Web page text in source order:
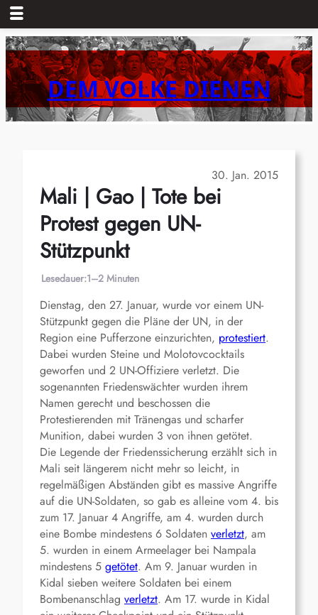
Zum
Inhalt
springenDEM VOLKE DIENEN
30. Jan. 2015
Mali | Gao | Tote bei
Protest gegen UN-
Stützpunkt
Lesedauer:1–2 Minuten
Dienstag, den 27. Januar, wurde vor einem UN-
Stützpunkt gegen die Pläne der UN, in der
Region eine Pufferzone einzurichten, protestiert.
Dabei wurden Steine und Molotovcocktails
geworfen und 2 UN-Offiziere verletzt. Die
sogenannten Friedenswächter wurden ihrem
Namen gerecht und beschossen die
Protestierenden mit Tränengas und scharfer
Munition, dabei wurden 3 von ihnen getötet.
Die Legende der Friedenssicherung erzählt sich in
Mali seit längerem nicht mehr so leicht, in
regelmäßigen Abständen gibt es massive Angriffe
auf die UN-Soldaten, so gab es alleine vom 4. bis
zum 17. Januar 4 Angriffe, am 4. wurden durch
eine Bombe mindestens 6 Soldaten verletzt, am
5. wurden in einem Armeelager bei Nampala
mindestens 5 getötet. Am 9. Januar wurden in
Kidal sieben weitere Soldaten bei einem
Bombenanschlag verletzt. Am 17. wurde in Kidal